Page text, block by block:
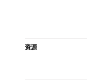
资源